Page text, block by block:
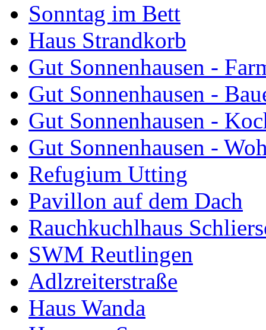
Sonntag im Bett
Haus Strandkorb
Gut Sonnenhausen -
Gut Sonnenhausen -
Gut Sonnenhausen -
Gut Sonnenhausen -
Refugium Utting
Pavillon auf dem Dach
Rauchkuchlhaus
SWM Reutlingen
Adlzreiterstraße
Haus Wanda